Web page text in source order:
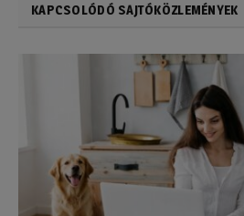
KAPCSOLÓDÓ SAJTÓKÖZLEMÉNYEK